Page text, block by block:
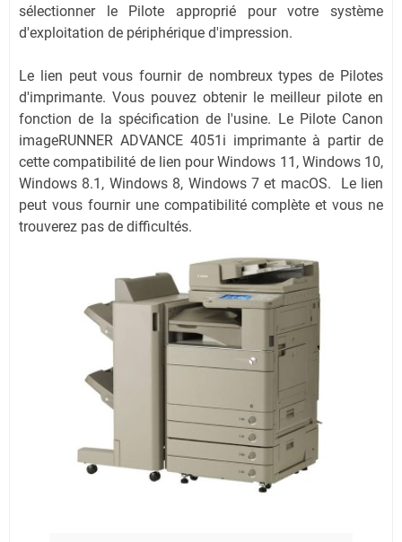
sélectionner le Pilote approprié pour votre système
d'exploitation de périphérique d'impression.
Le lien peut vous fournir de nombreux types de Pilotes
d'imprimante. Vous pouvez obtenir le meilleur pilote en
fonction de la spécification de l'usine. Le Pilote Canon
imageRUNNER ADVANCE 4051i imprimante à partir de
cette compatibilité de lien pour Windows 11, Windows 10,
Windows 8.1, Windows 8, Windows 7 et macOS. Le lien
peut vous fournir une compatibilité complète et vous ne
trouverez pas de difficultés.